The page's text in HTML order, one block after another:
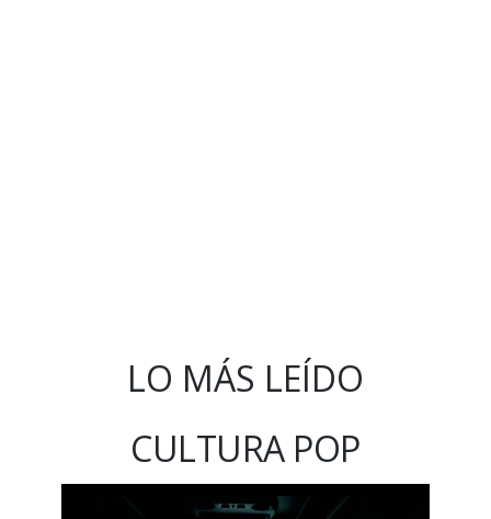
LO MÁS LEÍDO
CULTURA POP